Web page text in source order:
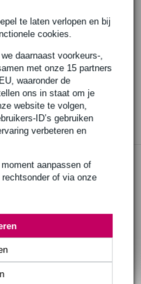
te laten verlopen en bij
cookies.
daarnaast voorkeurs-,
met onze 15 partners
waaronder de
ons in staat om je
website te volgen,
ID’s gebruiken
verbeteren en
aanpassen of
of via onze
in huis
cm